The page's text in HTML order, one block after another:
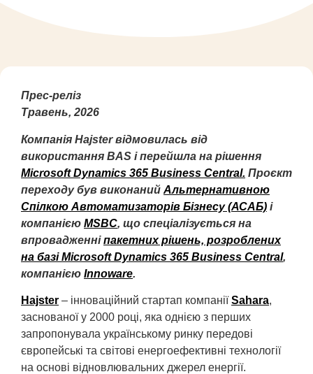
Прес-реліз
Травень, 2026
Компанія Hajster відмовилась від
використання BAS і перейшла на рішення
Microsoft Dynamics 365 Business Central. Проєкт
переходу був виконаний Альтернативною
Спілкою Автоматизаторів Бізнесу (АСАБ) і
компанією MSBC, що спеціалізується на
впровадженніпакетних рішень, розроблених
на базі Microsoft Dynamics 365 Business Central,
компанією Іnnoware.
Hajster – інноваційний стартап компаніїSahara,
заснованої у 2000 році, яка однією з перших
запропонувала українському ринку передові
європейські та світові енергоефективні технології
на основі відновлювальних джерел енергії.